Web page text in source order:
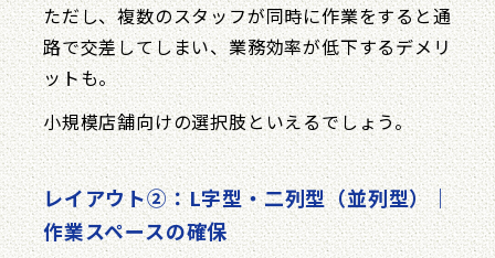
ただし、複数のスタッフが同時に作業をすると通
路で交差してしまい、業務効率が低下するデメリ
ットも。
小規模店舗向けの選択肢といえるでしょう。
レイアウト②：L字型・二列型（並列型）｜
作業スペースの確保